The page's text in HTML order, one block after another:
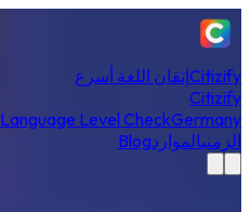
Citizifyإتقان اللغة أسرع
Citizify
Language Level CheckGermany
الزمنيالمواردBlog